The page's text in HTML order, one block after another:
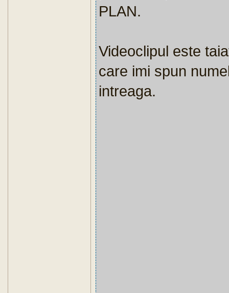
PLAN.
Videoclipul este
care imi spun
intreaga.